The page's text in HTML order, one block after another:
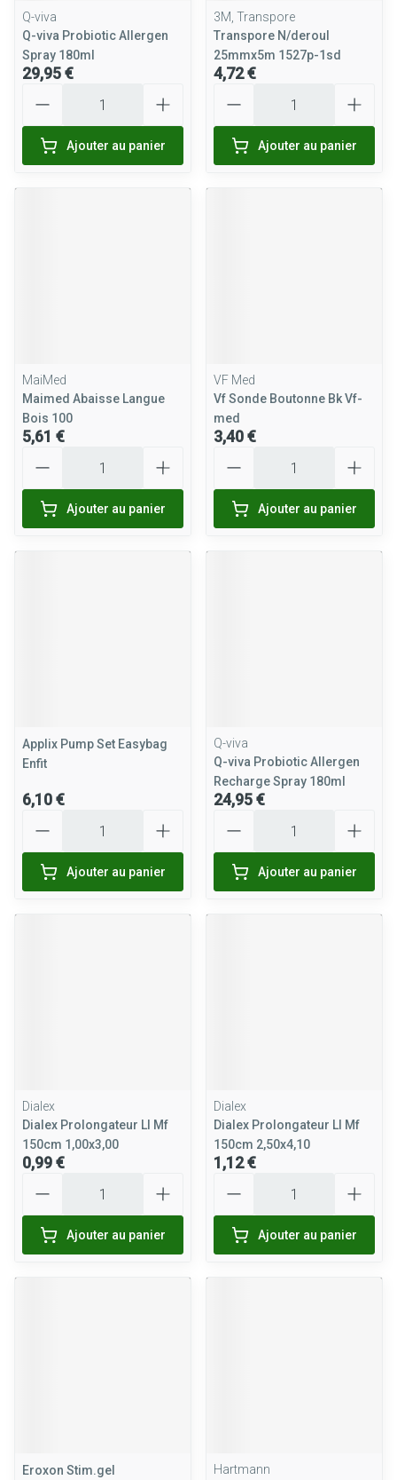
Q-viva
Q-viva Probiotic Allergen
Spray 180ml
29,95 €
Ajouter au panier
3M, Transpore
Transpore N/deroul
25mmx5m 1527p-1sd
4,72 €
Ajouter au panier
MaiMed
Maimed Abaisse Langue
Bois 100
5,61 €
Ajouter au panier
VF Med
Vf Sonde Boutonne Bk Vf-
med
3,40 €
Ajouter au panier
Applix Pump Set Easybag
Enfit
6,10 €
Ajouter au panier
Q-viva
Q-viva Probiotic Allergen
Recharge Spray 180ml
24,95 €
Ajouter au panier
Dialex
Dialex Prolongateur Ll Mf
150cm 1,00x3,00
0,99 €
Ajouter au panier
Dialex
Dialex Prolongateur Ll Mf
150cm 2,50x4,10
1,12 €
Ajouter au panier
Eroxon Stim.gel
Hartmann